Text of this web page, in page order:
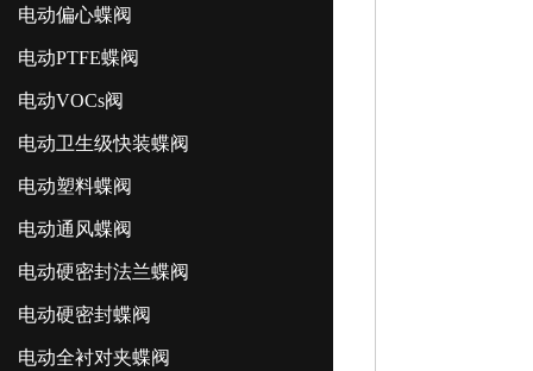
电动偏心蝶阀
电动PTFE蝶阀
电动VOCs阀
电动卫生级快装蝶阀
电动塑料蝶阀
电动通风蝶阀
电动硬密封法兰蝶阀
电动硬密封蝶阀
电动全衬对夹蝶阀